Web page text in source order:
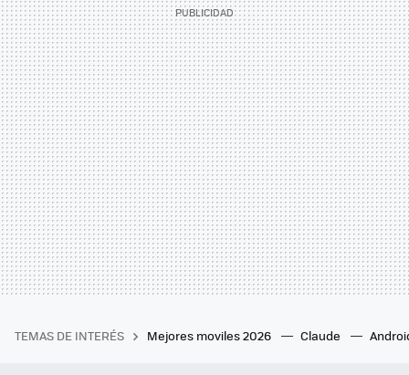
TEMAS DE INTERÉS Mejores moviles 2026 Claude